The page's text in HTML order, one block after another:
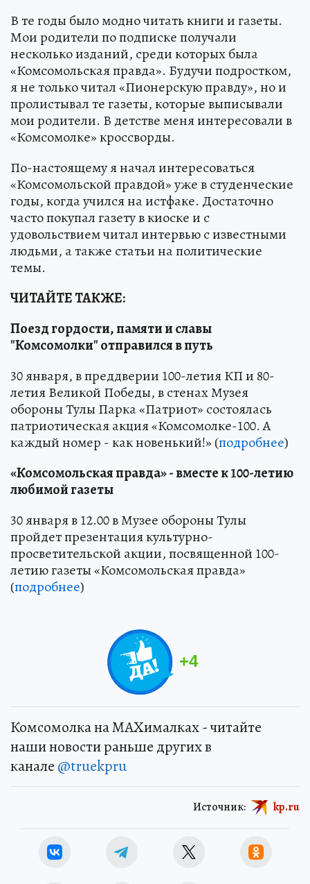
В те годы было модно читать книги и газеты.
Мои родители по подписке получали
несколько изданий, среди которых была
«Комсомольская правда». Будучи подростком,
я не только читал «Пионерскую правду», но и
пролистывал те газеты, которые выписывали
мои родители. В детстве меня интересовали в
«Комсомолке» кроссворды.
По-настоящему я начал интересоваться
«Комсомольской правдой» уже в студенческие
годы, когда учился на истфаке. Достаточно
часто покупал газету в киоске и с
удовольствием читал интервью с известными
людьми, а также статьи на политические
темы.
ЧИТАЙТЕ ТАКЖЕ:
Поезд гордости, памяти и славы
"Комсомолки" отправился в путь
30 января, в преддверии 100-летия КП и 80-
летия Великой Победы, в стенах Музея
обороны Тулы Парка «Патриот» состоялась
патриотическая акция «Комсомолке-100. А
каждый номер - как новенький!» (подробнее)
«Комсомольская правда» - вместе к 100-летию
любимой газеты
30 января в 12.00 в Музее обороны Тулы
пройдет презентация культурно-
просветительской акции, посвященной 100-
летию газеты «Комсомольская правда»
(подробнее)
+4
Комсомолка на MAXималках - читайте
наши новости раньше других в
канале @truekpru
Источник: kp.ru